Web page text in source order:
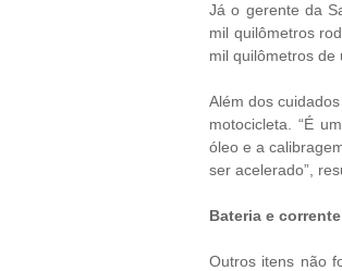
Já o gerente da
mil quilômetros
mil quilômetros de
Além dos
motocicleta. “É
óleo e a
ser acelerado”,
Bateria e corrente
Outros itens não